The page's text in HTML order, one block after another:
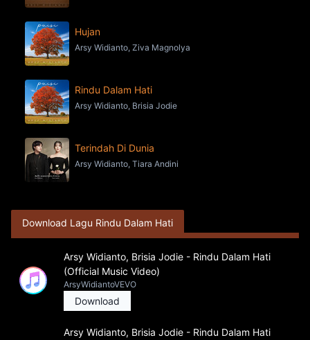
Hujan
Arsy Widianto, Ziva Magnolya
Rindu Dalam Hati
Arsy Widianto, Brisia Jodie
Terindah Di Dunia
Arsy Widianto, Tiara Andini
Download Lagu Rindu Dalam Hati
Arsy Widianto, Brisia Jodie - Rindu Dalam Hati
(Official Music Video)
ArsyWidiantoVEVO
Download
Arsy Widianto, Brisia Jodie - Rindu Dalam Hati